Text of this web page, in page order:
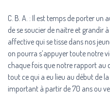
C. B. A. : Il est temps de porter un
de se soucier de naitre et grandir
affective qui se tisse dans nos
on pourra s’appuyer toute notre
chaque fois que notre rapport au
tout ce qui a eu lieu au début de
important à partir de 70 ans ou